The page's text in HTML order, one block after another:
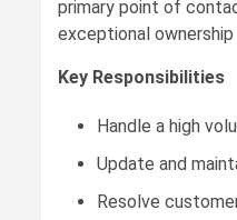
primary point of
exceptional
Key Responsibilities
Handle a high
Update and
Resolve